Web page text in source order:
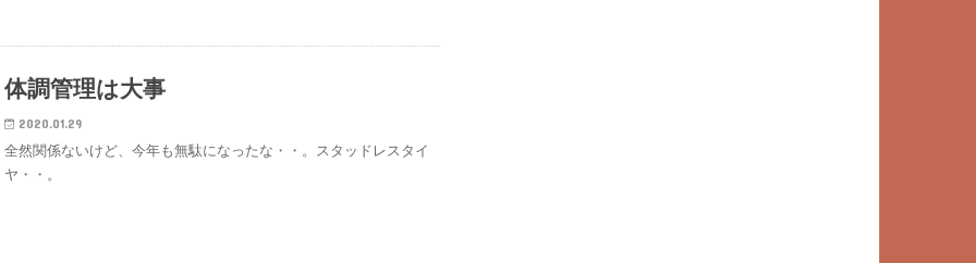
体調管理は大事
2020.01.29
全然関係ないけど、今年も無駄になったな・・。スタッドレスタイ
ヤ・・。